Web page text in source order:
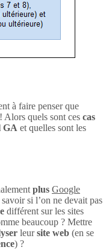
à faire penser que
! Alors quels sont ces cas
GA et quelles sont les
plus Google
si l’on ne devait pas
différent sur les sites
beaucoup ? Mettre
leursite web (en se
) ?